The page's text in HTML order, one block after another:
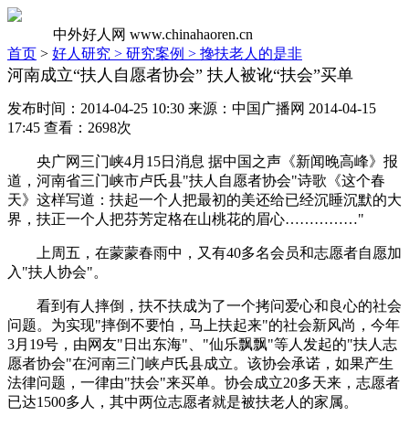
中外好人网 www.chinahaoren.cn
首页 > 好人研究 > 研究案例 > 搀扶老人的是非
河南成立“扶人自愿者协会” 扶人被讹“扶会”买单
发布时间：2014-04-25 10:30 来源：中国广播网 2014-04-15
17:45 查看：2698次
央广网三门峡4月15日消息 据中国之声《新闻晚高峰》报
道，河南省三门峡市卢氏县"扶人自愿者协会"诗歌《这个春
天》这样写道：扶起一个人把最初的美还给已经沉睡沉默的大
界，扶正一个人把芬芳定格在山桃花的眉心……………"
上周五，在蒙蒙春雨中，又有40多名会员和志愿者自愿加
入"扶人协会"。
看到有人摔倒，扶不扶成为了一个拷问爱心和良心的社会
问题。为实现"摔倒不要怕，马上扶起来"的社会新风尚，今年
3月19号，由网友"日出东海"、"仙乐飘飘"等人发起的"扶人志
愿者协会"在河南三门峡卢氏县成立。该协会承诺，如果产生
法律问题，一律由"扶会"来买单。协会成立20多天来，志愿者
已达1500多人，其中两位志愿者就是被扶老人的家属。